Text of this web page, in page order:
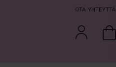
OTA YHTEYTTÄ